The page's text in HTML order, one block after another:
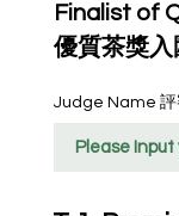
Finalist of
優質茶獎入
Judge Name 評